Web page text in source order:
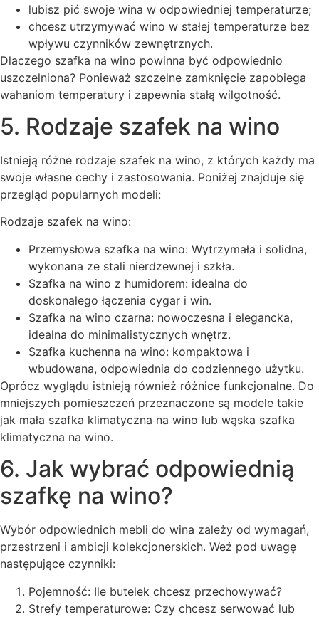
lubisz pić swoje wina w odpowiedniej temperaturze;
chcesz utrzymywać wino w stałej temperaturze bez
wpływu czynników zewnętrznych.
Dlaczego szafka na wino powinna być odpowiednio
uszczelniona? Ponieważ szczelne zamknięcie zapobiega
wahaniom temperatury i zapewnia stałą wilgotność.
5. Rodzaje szafek na wino
Istnieją różne rodzaje szafek na wino, z których każdy ma
swoje własne cechy i zastosowania. Poniżej znajduje się
przegląd popularnych modeli:
Rodzaje szafek na wino:
Przemysłowa szafka na wino: Wytrzymała i solidna,
wykonana ze stali nierdzewnej i szkła.
Szafka na wino z humidorem: idealna do
doskonałego łączenia cygar i win.
Szafka na wino czarna: nowoczesna i elegancka,
idealna do minimalistycznych wnętrz.
Szafka kuchenna na wino: kompaktowa i
wbudowana, odpowiednia do codziennego użytku.
Oprócz wyglądu istnieją również różnice funkcjonalne. Do
mniejszych pomieszczeń przeznaczone są modele takie
jak mała szafka klimatyczna na wino lub wąska szafka
klimatyczna na wino.
6. Jak wybrać odpowiednią
szafkę na wino?
Wybór odpowiednich mebli do wina zależy od wymagań,
przestrzeni i ambicji kolekcjonerskich. Weź pod uwagę
następujące czynniki:
Pojemność: Ile butelek chcesz przechowywać?
Strefy temperaturowe: Czy chcesz serwować lub